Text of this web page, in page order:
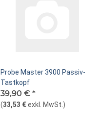
Probe Master 3900 Passiv-
Tastkopf
39,90 € *
(33,53 €exkl. MwSt. )